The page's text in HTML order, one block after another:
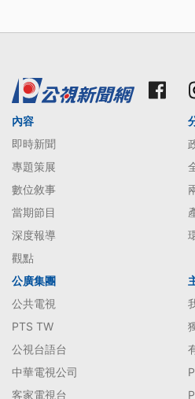
內容
即時新聞
專題策展
數位敘事
當期節目
深度報導
觀點
公廣集團
公共電視
PTS TW
公視台語台
中華電視公司
客家電視台